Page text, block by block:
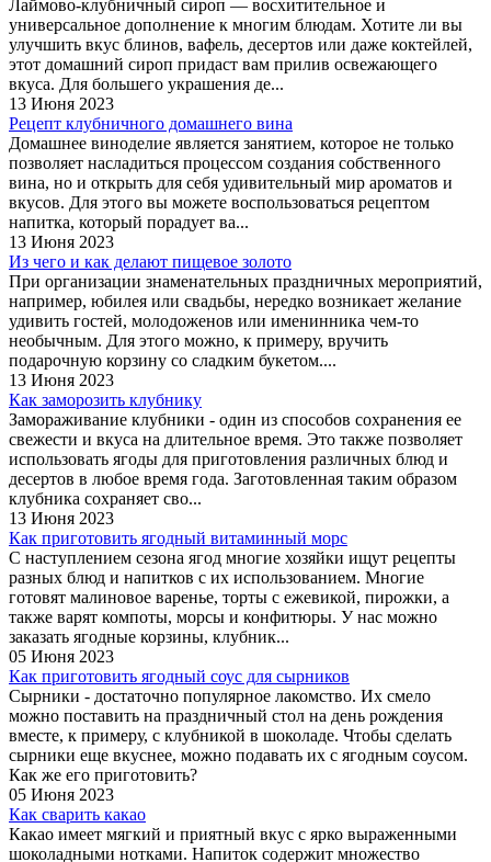
Лаймово-клубничный сироп — восхитительное и
универсальное дополнение к многим блюдам. Хотите ли вы
улучшить вкус блинов, вафель, десертов или даже коктейлей,
этот домашний сироп придаст вам прилив освежающего
вкуса. Для большего украшения де...
13 Июня 2023
Рецепт клубничного домашнего вина
Домашнее виноделие является занятием, которое не только
позволяет насладиться процессом создания собственного
вина, но и открыть для себя удивительный мир ароматов и
вкусов. Для этого вы можете воспользоваться рецептом
напитка, который порадует ва...
13 Июня 2023
Из чего и как делают пищевое золото
При организации знаменательных праздничных мероприятий,
например, юбилея или свадьбы, нередко возникает желание
удивить гостей, молодоженов или именинника чем-то
необычным. Для этого можно, к примеру, вручить
подарочную корзину со сладким букетом....
13 Июня 2023
Как заморозить клубнику
Замораживание клубники - один из способов сохранения ее
свежести и вкуса на длительное время. Это также позволяет
использовать ягоды для приготовления различных блюд и
десертов в любое время года. Заготовленная таким образом
клубника сохраняет сво...
13 Июня 2023
Как приготовить ягодный витаминный морс
С наступлением сезона ягод многие хозяйки ищут рецепты
разных блюд и напитков с их использованием. Многие
готовят малиновое варенье, торты с ежевикой, пирожки, а
также варят компоты, морсы и конфитюры. У нас можно
заказать ягодные корзины, клубник...
05 Июня 2023
Как приготовить ягодный соус для сырников
Сырники - достаточно популярное лакомство. Их смело
можно поставить на праздничный стол на день рождения
вместе, к примеру, с клубникой в шоколаде. Чтобы сделать
сырники еще вкуснее, можно подавать их с ягодным соусом.
Как же его приготовить?
05 Июня 2023
Как сварить какао
Какао имеет мягкий и приятный вкус с ярко выраженными
шоколадными нотками. Напиток содержит множество